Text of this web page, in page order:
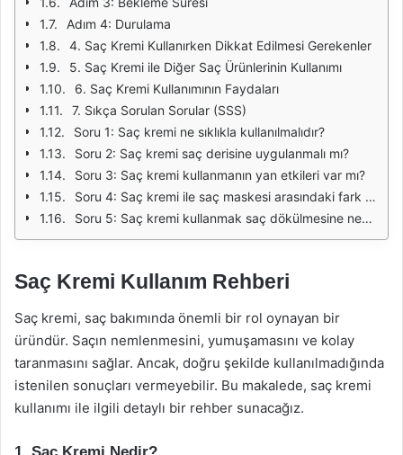
Adım 4: Durulama
4. Saç Kremi Kullanırken Dikkat Edilmesi Gerekenler
5. Saç Kremi ile Diğer Saç Ürünlerinin Kullanımı
6. Saç Kremi Kullanımının Faydaları
7. Sıkça Sorulan Sorular (SSS)
Soru 1: Saç kremi ne sıklıkla kullanılmalıdır?
Soru 2: Saç kremi saç derisine uygulanmalı mı?
Soru 3: Saç kremi kullanmanın yan etkileri var mı?
Soru 4: Saç kremi ile saç maskesi arasındaki fark nedir?
Soru 5: Saç kremi kullanmak saç dökülmesine neden olur mu?
Saç Kremi Kullanım Rehberi
Saç kremi, saç bakımında önemli bir rol oynayan bir
üründür. Saçın nemlenmesini, yumuşamasını ve kolay
taranmasını sağlar. Ancak, doğru şekilde kullanılmadığında
istenilen sonuçları vermeyebilir. Bu makalede, saç kremi
kullanımı ile ilgili detaylı bir rehber sunacağız.
1. Saç Kremi Nedir?